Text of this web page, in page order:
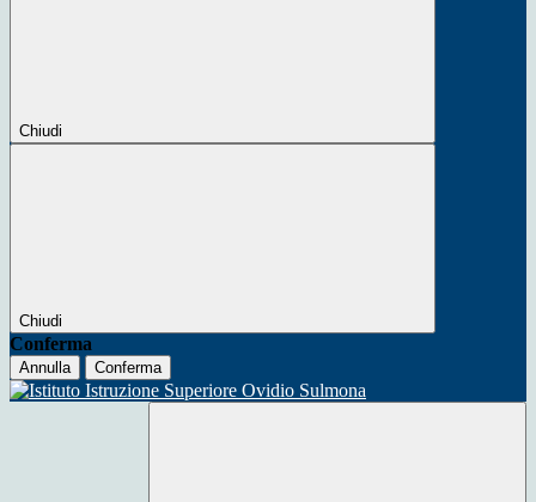
Chiudi
Chiudi
Conferma
Annulla Conferma